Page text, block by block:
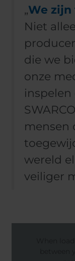
„We
Niet
die we
onze
mensen
wereld
veiliger